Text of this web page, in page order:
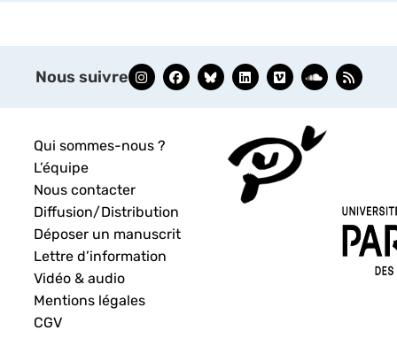
Nous suivre
Qui sommes-nous ?
L’équipe
Nous contacter
Diffusion/Distribution
Déposer un manuscrit
Lettre d’information
Vidéo & audio
Mentions légales
CGV